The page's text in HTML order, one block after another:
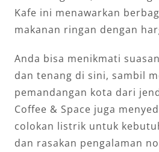
Kafe ini menawarkan
makanan ringan dengan
Anda bisa menikmati
dan tenang di sini, sambil
pemandangan kota dari
Coffee & Space juga
colokan listrik untuk
dan rasakan pengalaman